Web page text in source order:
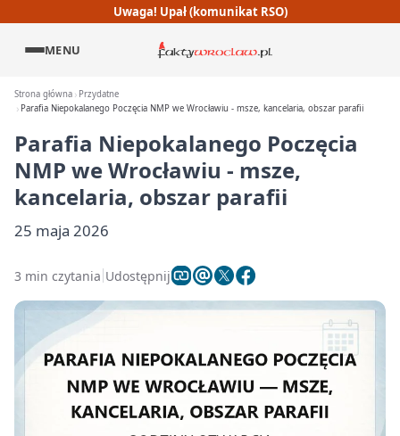
Uwaga! Upał (komunikat RSO)
MENU
Strona główna
Przydatne
Parafia Niepokalanego Poczęcia NMP we Wrocławiu - msze, kancelaria, obszar parafii
Parafia Niepokalanego Poczęcia
NMP we Wrocławiu - msze,
kancelaria, obszar parafii
25 maja 2026
3 min czytania Udostępnij